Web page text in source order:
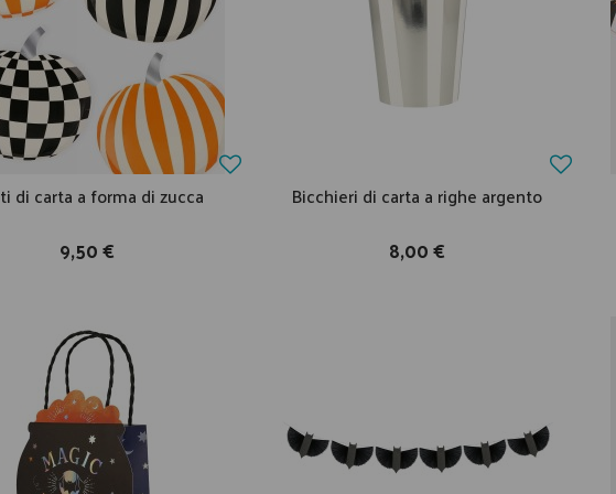
di carta a forma di zucca
9,50 €
Bicchieri di carta a righe argento
8,00 €